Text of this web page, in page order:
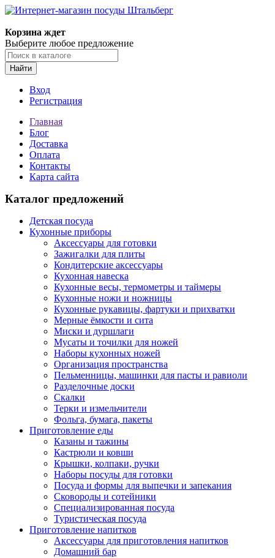
Корзина ждет
Выберите любое предложение
Найти
Вход
Регистрация
Главная
Блог
Доставка
Оплата
Контакты
Карта сайта
Каталог предложений
Детская посуда
Кухонные приборы
Аксессуары для готовки
Зажигалки для плиты
Кондитерские аксессуары
Кухонная навеска
Кухонные весы, термометры и таймеры
Кухонные ножи и ножницы
Кухонные рукавицы, фартуки и прихватки
Мерные ёмкости и сита
Миски и дуршлаги
Мусаты и точилки для ножей
Наборы кухонных ножей
Организация пространства
Пельменницы, машинки для пасты и равиоли
Разделочные доски
Скалки
Терки и измельчители
Фольга, бумага, пакеты
Приготовление еды
Казаны и тажины
Кастрюли и ковши
Крышки, колпаки, ручки
Наборы посуды для готовки
Посуда и формы для выпечки и запекания
Сковороды и сотейники
Специализированная посуда
Туристическая посуда
Приготовление напитков
Аксессуары для приготовления напитков
Домашний бар